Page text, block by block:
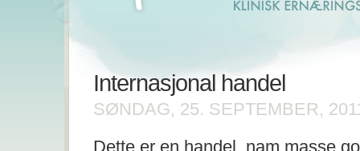
Internasjonal handel
SØNDAG, 25. SEPTEMBER,
Dette er en handel, nam masse